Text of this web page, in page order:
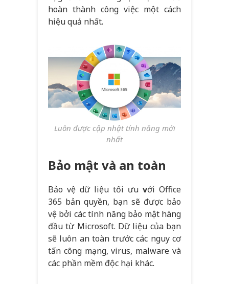
hoàn thành công việc một cách
hiệu quả nhất.
Luôn được cập nhật tính năng mới
nhất
Bảo mật và an toàn
Bảo vệ dữ liệu tối ưu với Office
365 bản quyền, bạn sẽ được bảo
vệ bởi các tính năng bảo mật hàng
đầu từ Microsoft. Dữ liệu của bạn
sẽ luôn an toàn trước các nguy cơ
tấn công mạng, virus, malware và
các phần mềm độc hại khác.